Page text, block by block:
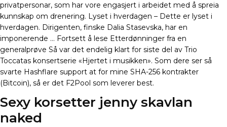
privatpersonar, som har vore engasjert i arbeidet med å spreia
kunnskap om drenering. Lyset i hverdagen – Dette er lyset i
hverdagen. Dirigenten, finske Dalia Stasevska, har en
imponerende … Fortsett å lese Etterdønninger fra en
generalprøve Så var det endelig klart for siste del av Trio
Toccatas konsertserie «Hjertet i musikken». Som dere ser så
svarte Hashflare support at for mine SHA-256 kontrakter
(Bitcoin), så er det F2Pool som leverer best.
Sexy korsetter jenny skavlan
naked